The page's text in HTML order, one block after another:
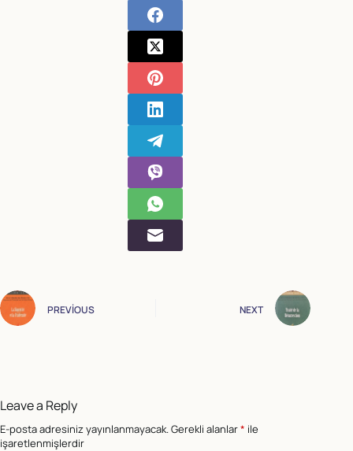
PREVIOUS NEXT
Leave a Reply
E-posta adresiniz yayınlanmayacak.Gerekli alanlar* ile
işaretlenmişlerdir